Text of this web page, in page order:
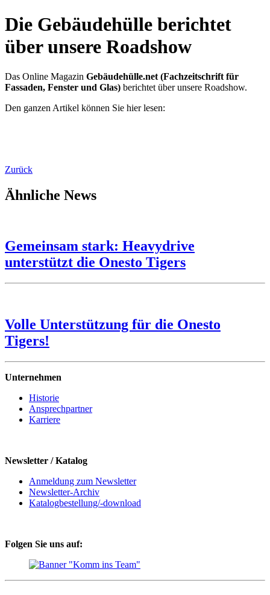
Die Gebäudehülle berichtet
über unsere Roadshow
Das Online Magazin Gebäudehülle.net (Fachzeitschrift für
Fassaden, Fenster und Glas) berichtet über unsere Roadshow.
Den ganzen Artikel können Sie hier lesen:
Zurück
Ähnliche News
Gemeinsam stark: Heavydrive
unterstützt die Onesto Tigers
Volle Unterstützung für die Onesto
Tigers!
Unternehmen
Historie
Ansprechpartner
Karriere
Newsletter / Katalog
Anmeldung zum Newsletter
Newsletter-Archiv
Katalogbestellung/-download
Folgen Sie uns auf: